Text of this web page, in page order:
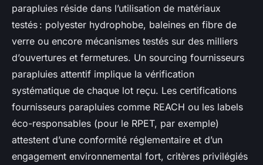
parapluies réside dans l’utilisation de matériaux
testés : polyester hydrophobe, baleines en fibre de
verre ou encore mécanismes testés sur des milliers
d’ouvertures et fermetures. Un sourcing fournisseurs
parapluies attentif implique la vérification
systématique de chaque lot reçu. Les certifications
fournisseurs parapluies comme REACH ou les labels
éco-responsables (pour le RPET, par exemple)
attestent d’une conformité réglementaire et d’un
engagement environnemental fort, critères privilégiés